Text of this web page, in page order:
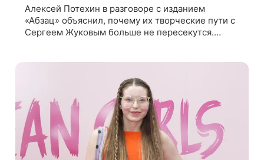
Алексей Потехин в разговоре с изданием
«Абзац» объяснил, почему их творческие пути с
Сергеем Жуковым больше не пересекутся.